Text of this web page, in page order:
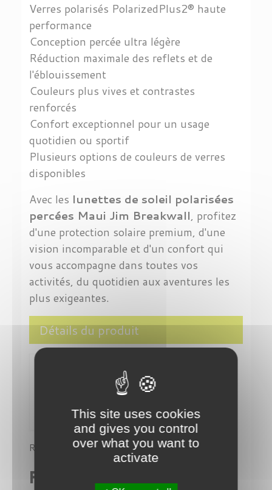
Verres polarisés PolarizedPlus2® haute
performance
Conception percée ultra légère
Réduction maximale des reflets et de
l'éblouissement
Couleurs plus vives et contrastes
renforcés
Confort exceptionnel pour un usage
quotidien ou sportif
Plusieurs options de couleurs de verres
disponibles
Avec les lunettes de soleil polarisées
percées Maui Jim Breakwall, profitez
d'une protection solaire premium, d'une
vision incomparable et d'un confort qui
vous accompagne dans toutes vos
activités, du quotidien aux aventures les
plus exigeantes.
Détails du produit
RéférenceMJ-422-02
Fiche technique
This site uses cookies
and gives you control
over what you want to
activate